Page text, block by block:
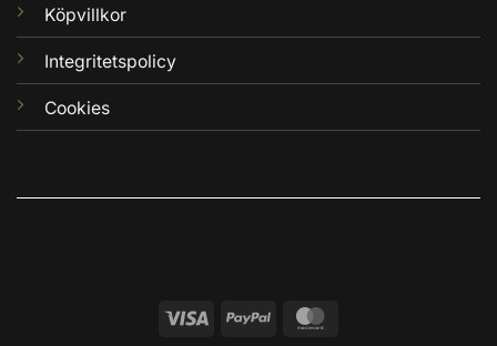
Köpvillkor
Integritetspolicy
Cookies
Visa PayPal